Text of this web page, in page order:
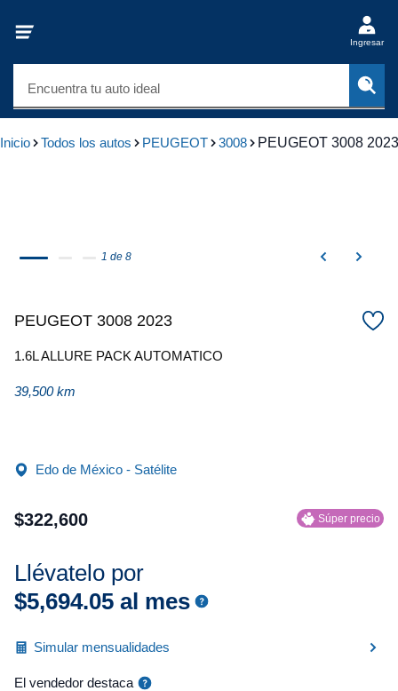
Ingresar
Encuentra tu auto ideal
Inicio Todos los autos PEUGEOT 3008 PEUGEOT 3008 2023
1 de 8
PEUGEOT 3008 2023
1.6L ALLURE PACK AUTOMATICO
39,500 km
Edo de México - Satélite
$322,600 Súper precio
Llévatelo por
$5,694.05 al mes
Simular mensualidades
El vendedor destaca